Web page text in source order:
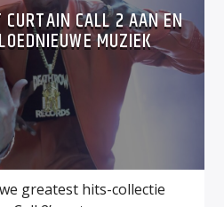
CALL 2 AAN EN
MUZIEK
greatest hits-collectie